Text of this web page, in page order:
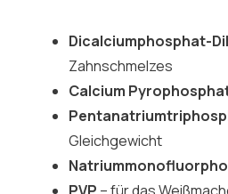
Dicalciumphosphat-
Zahnschmelzes
Calcium
Gleichgewicht